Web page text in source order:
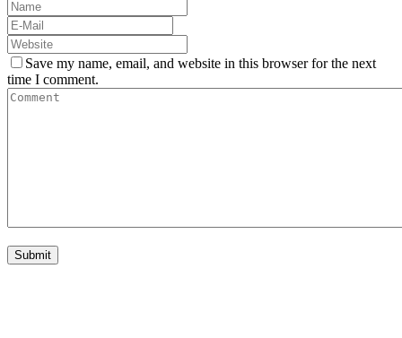
Save my name, email, and website in this browser for the next
time I comment.